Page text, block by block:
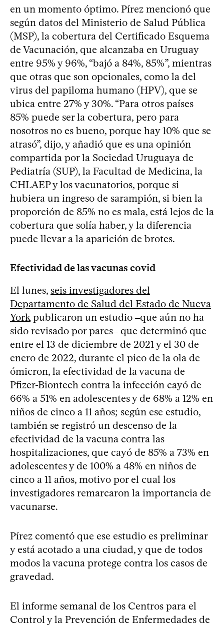
en un momento óptimo. Pírez mencionó que
según datos del Ministerio de Salud Pública
(MSP), la cobertura del Certificado Esquema
de Vacunación, que alcanzaba en Uruguay
entre 95% y 96%, “bajó a 84%, 85%”, mientras
que otras que son opcionales, como la del
virus del papiloma humano (HPV), que se
ubica entre 27% y 30%. “Para otros países
85% puede ser la cobertura, pero para
nosotros no es bueno, porque hay 10% que se
atrasó”, dijo, y añadió que es una opinión
compartida por la Sociedad Uruguaya de
Pediatría (SUP), la Facultad de Medicina, la
CHLAEP y los vacunatorios, porque si
hubiera un ingreso de sarampión, si bien la
proporción de 85% no es mala, está lejos de la
cobertura que solía haber, y la diferencia
puede llevar a la aparición de brotes.
Efectividad de las vacunas covid
El lunes, seis investigadores del
Departamento de Salud del Estado de Nueva
York publicaron un estudio ‒que aún no ha
sido revisado por pares‒ que determinó que
entre el 13 de diciembre de 2021 y el 30 de
enero de 2022, durante el pico de la ola de
ómicron, la efectividad de la vacuna de
Pfizer-Biontech contra la infección cayó de
66% a 51% en adolescentes y de 68% a 12% en
niños de cinco a 11 años; según ese estudio,
también se registró un descenso de la
efectividad de la vacuna contra las
hospitalizaciones, que cayó de 85% a 73% en
adolescentes y de 100% a 48% en niños de
cinco a 11 años, motivo por el cual los
investigadores remarcaron la importancia de
vacunarse.
Pírez comentó que ese estudio es preliminar
y está acotado a una ciudad, y que de todos
modos la vacuna protege contra los casos de
gravedad.
El informe semanal de los Centros para el
Control y la Prevención de Enfermedades de